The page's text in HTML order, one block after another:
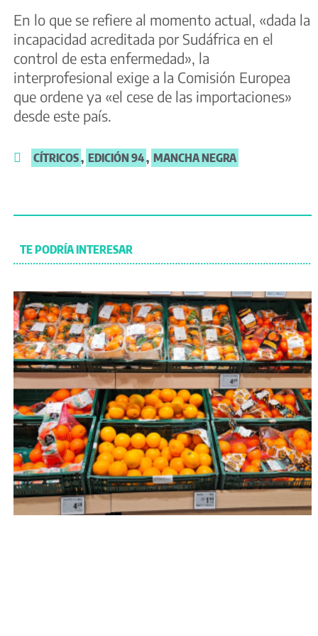
En lo que se refiere al momento actual, «dada la
incapacidad acreditada por Sudáfrica en el
control de esta enfermedad», la
interprofesional exige a la Comisión Europea
que ordene ya «el cese de las importaciones»
desde este país.
CÍTRICOS, EDICIÓN 94, MANCHA NEGRA
TE PODRÍA INTERESAR